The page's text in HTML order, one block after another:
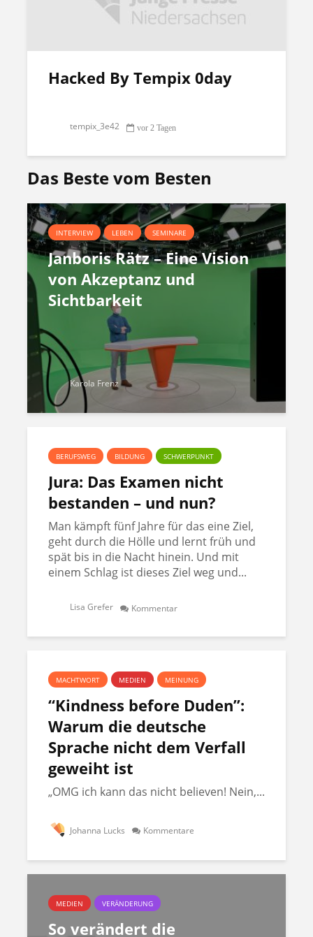
Hacked By Tempix 0day
tempix_3e42 vor 2 Tagen
Das Beste vom Besten
INTERVIEW LEBEN SEMINARE
Janboris Rätz – Eine Vision
von Akzeptanz und
Sichtbarkeit
Karola Frenz
BERUFSWEG BILDUNG SCHWERPUNKT
Jura: Das Examen nicht
bestanden – und nun?
Man kämpft fünf Jahre für das eine Ziel,
geht durch die Hölle und lernt früh und
spät bis in die Nacht hinein. Und mit
einem Schlag ist dieses Ziel weg und...
Lisa Grefer Kommentar
MACHTWORT MEDIEN MEINUNG
“Kindness before Duden”:
Warum die deutsche
Sprache nicht dem Verfall
geweiht ist
„OMG ich kann das nicht believen! Nein,...
Johanna Lucks Kommentare
MEDIEN VERÄNDERUNG
So verändert die